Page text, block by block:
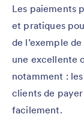
Les paiements
et pratiques
de l’exemple
une excellente
notamment :
clients de
facilement.